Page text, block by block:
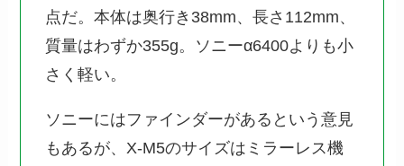
点だ。本体は奥行き38mm、長さ112mm、
質量はわずか355g。ソニーα6400よりも小
さく軽い。
ソニーにはファインダーがあるという意見
もあるが、X-M5のサイズはミラーレス機